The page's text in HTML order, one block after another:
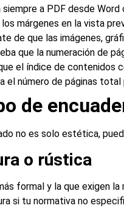
siempre a PDF desde
márgenes en la vista
de que las imágenes,
que la numeración de
el índice de contenidos
el número de páginas
de
no es solo estética,
o rústica
formal y la que exigen
si tu normativa no